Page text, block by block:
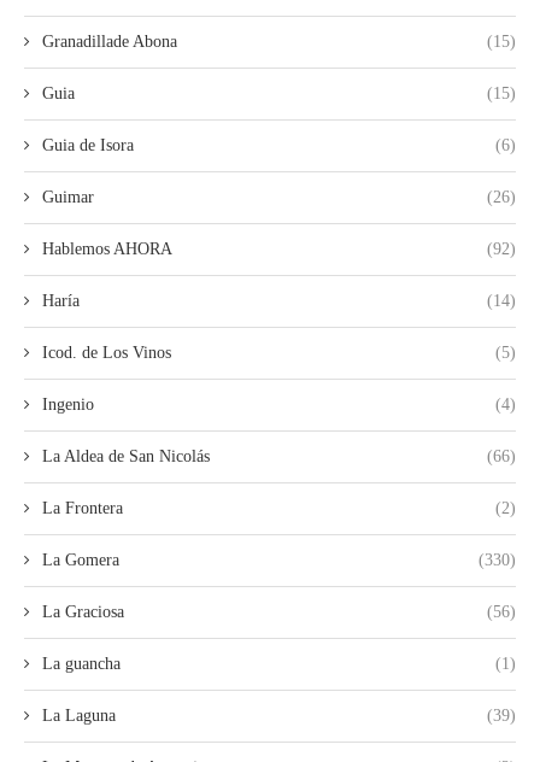
Granadillade Abona (15)
Guia (15)
Guia de Isora (6)
Guimar (26)
Hablemos AHORA (92)
Haría (14)
Icod. de Los Vinos (5)
Ingenio (4)
La Aldea de San Nicolás (66)
La Frontera (2)
La Gomera (330)
La Graciosa (56)
La guancha (1)
La Laguna (39)